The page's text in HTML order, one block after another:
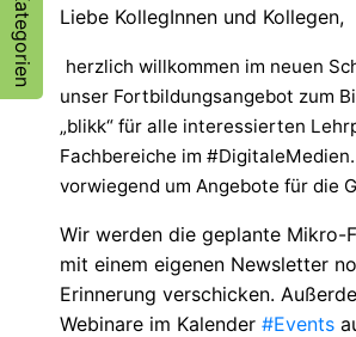
Kategorien Liebe KollegInnen und Kollegen,
herzlich willkommen im neuen
unser Fortbildungsangebot zum
blikk“ für alle interessierten
Fachbereiche im
vorwiegend um Angebote für die
Wir werden die geplante Mikro-
mit einem eigenen Newsletter
Erinnerung verschicken.
Webinare im Kalender #Events